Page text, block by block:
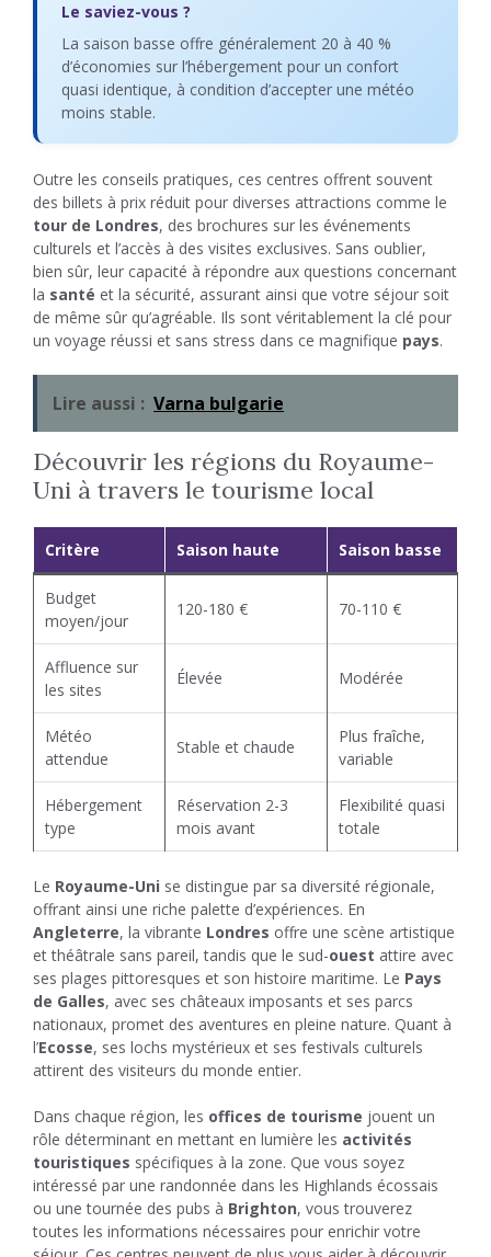
Le saviez-vous ?
La saison basse offre généralement 20 à 40 %
d’économies sur l’hébergement pour un confort
quasi identique, à condition d’accepter une météo
moins stable.
Outre les conseils pratiques, ces centres offrent souvent
des billets à prix réduit pour diverses attractions comme le
tour de Londres, des brochures sur les événements
culturels et l’accès à des visites exclusives. Sans oublier,
bien sûr, leur capacité à répondre aux questions concernant
la santé et la sécurité, assurant ainsi que votre séjour soit
de même sûr qu’agréable. Ils sont véritablement la clé pour
un voyage réussi et sans stress dans ce magnifique pays.
Lire aussi : Varna bulgarie
Découvrir les régions du Royaume-
Uni à travers le tourisme local
Critère Saison haute Saison basse
Budget
moyen/jour
120-180 € 70-110 €
Affluence sur
les sites
Élevée Modérée
Météo
attendue
Stable et chaude
Plus fraîche,
variable
Hébergement
type
Réservation 2-3
mois avant
Flexibilité quasi
totale
Le Royaume-Uni se distingue par sa diversité régionale,
offrant ainsi une riche palette d’expériences. En
Angleterre, la vibrante Londres offre une scène artistique
et théâtrale sans pareil, tandis que le sud-ouest attire avec
ses plages pittoresques et son histoire maritime. Le Pays
de Galles, avec ses châteaux imposants et ses parcs
nationaux, promet des aventures en pleine nature. Quant à
l’Ecosse, ses lochs mystérieux et ses festivals culturels
attirent des visiteurs du monde entier.
Dans chaque région, les offices de tourisme jouent un
rôle déterminant en mettant en lumière les activités
touristiques spécifiques à la zone. Que vous soyez
intéressé par une randonnée dans les Highlands écossais
ou une tournée des pubs à Brighton, vous trouverez
toutes les informations nécessaires pour enrichir votre